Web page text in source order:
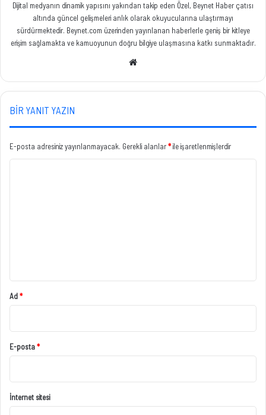
Dijital medyanın dinamik yapısını yakından takip eden Özel, Beynet Haber çatısı
altında güncel gelişmeleri anlık olarak okuyucularına ulaştırmayı
sürdürmektedir. Beynet.com üzerinden yayınlanan haberlerle geniş bir kitleye
erişim sağlamakta ve kamuoyunun doğru bilgiye ulaşmasına katkı sunmaktadır.
BIR YANIT YAZIN
E-posta adresiniz yayınlanmayacak. Gerekli alanlar*ile işaretlenmişlerdir
Ad*
E-posta*
İnternet sitesi